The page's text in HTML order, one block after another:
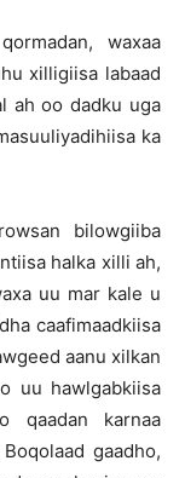
waxaa
xilligiisa labaad
ah oo dadku uga
ka
bilowgiiba
halka xilli ah,
uu mar kale u
caafimaadkiisa
aanu xilkan
uu hawlgabkiisa
qaadan karnaa
gaadho,